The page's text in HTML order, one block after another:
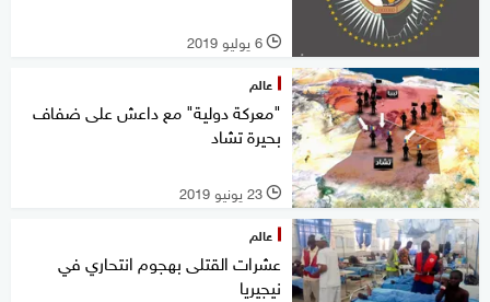
l 6 يوليو 2019
عالم
"معركة دولية" مع داعش على ضفاف
بحيرة تشاد
l 23 يونيو 2019
عالم
عشرات القتلى بهجوم انتحاري في
نيجيريا